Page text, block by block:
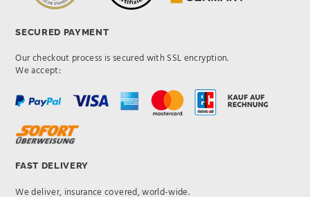
SECURED PAYMENT
Our checkout process is secured with SSL encryption.
We accept:
FAST DELIVERY
We deliver, insurance covered, world-wide.